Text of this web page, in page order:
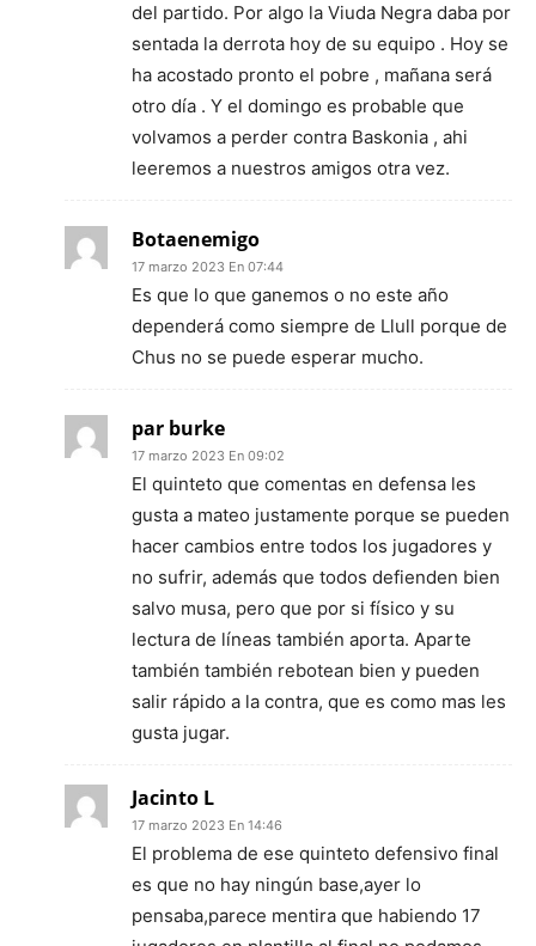
del partido. Por algo la Viuda Negra daba por
sentada la derrota hoy de su equipo . Hoy se
ha acostado pronto el pobre , mañana será
otro día . Y el domingo es probable que
volvamos a perder contra Baskonia , ahi
leeremos a nuestros amigos otra vez.
Botaenemigo
17 marzo 2023 En 07:44
Es que lo que ganemos o no este año
dependerá como siempre de Llull porque de
Chus no se puede esperar mucho.
par burke
17 marzo 2023 En 09:02
El quinteto que comentas en defensa les
gusta a mateo justamente porque se pueden
hacer cambios entre todos los jugadores y
no sufrir, además que todos defienden bien
salvo musa, pero que por si físico y su
lectura de líneas también aporta. Aparte
también también rebotean bien y pueden
salir rápido a la contra, que es como mas les
gusta jugar.
Jacinto L
17 marzo 2023 En 14:46
El problema de ese quinteto defensivo final
es que no hay ningún base,ayer lo
pensaba,parece mentira que habiendo 17